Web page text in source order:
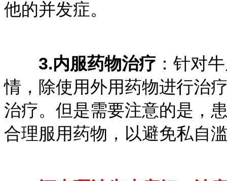
他的并发症。
3.内服药物治疗 ：针对
情，除使用外用药物进行治
治疗。但是需要注意的是，
合理服用药物，以避免私自